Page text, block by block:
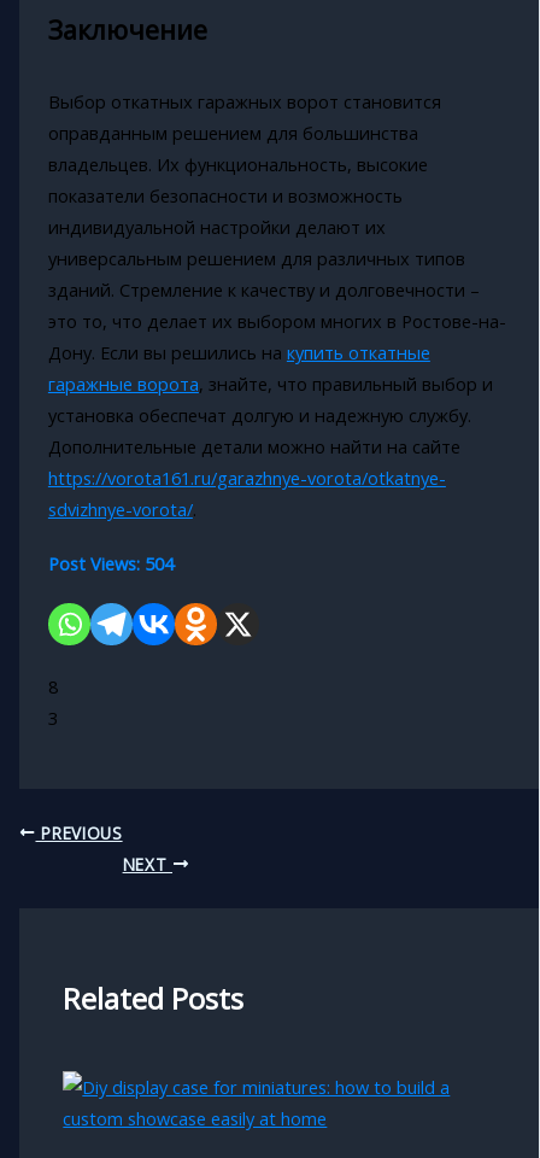
Заключение
Выбор откатных гаражных ворот становится
оправданным решением для большинства
владельцев. Их функциональность, высокие
показатели безопасности и возможность
индивидуальной настройки делают их
универсальным решением для различных типов
зданий. Стремление к качеству и долговечности –
это то, что делает их выбором многих в Ростове-на-
Дону. Если вы решились на купить откатные
гаражные ворота, знайте, что правильный выбор и
установка обеспечат долгую и надежную службу.
Дополнительные детали можно найти на сайте
https://vorota161.ru/garazhnye-vorota/otkatnye-
sdvizhnye-vorota/.
Post Views: 504
8
3
PREVIOUS
NEXT
Related Posts